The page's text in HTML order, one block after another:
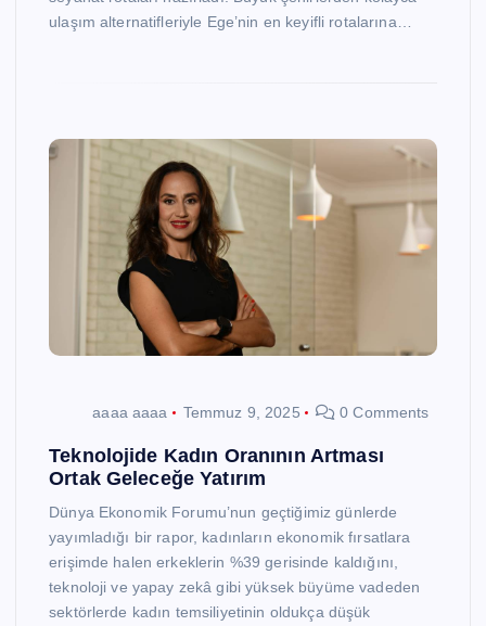
ulaşım alternatifleriyle Ege’nin en keyifli rotalarına…
aaaa aaaa Temmuz 9, 2025 0 Comments
Teknolojide Kadın Oranının Artması
Ortak Geleceğe Yatırım
Dünya Ekonomik Forumu’nun geçtiğimiz günlerde
yayımladığı bir rapor, kadınların ekonomik fırsatlara
erişimde halen erkeklerin %39 gerisinde kaldığını,
teknoloji ve yapay zekâ gibi yüksek büyüme vadeden
sektörlerde kadın temsiliyetinin oldukça düşük